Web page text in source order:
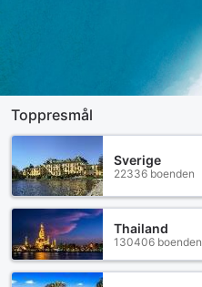
Toppresmål
Sverige
22336 boenden
Thailand
130406 boenden